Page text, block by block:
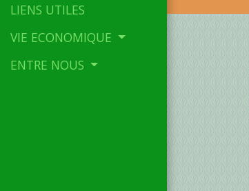
LIENS UTILES
VIE ECONOMIQUE
ENTRE NOUS